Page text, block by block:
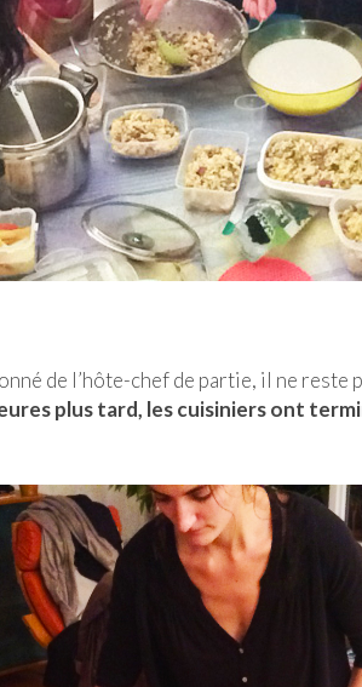
de l’hôte-chef de partie, il ne reste
plus tard, les cuisiniers ont